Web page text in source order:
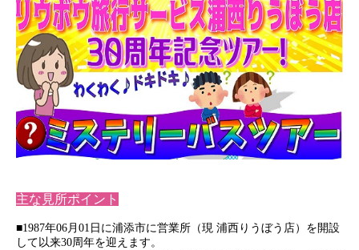
主な見所ポイント
■1987年06月01日に浦添市に営業所（現 浦西りうぼう店）を開設
して以来30周年を迎えます。